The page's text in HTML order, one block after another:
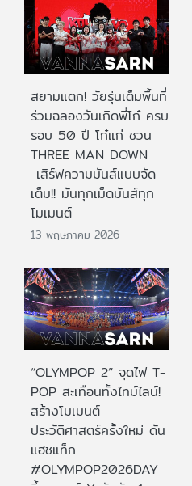
สยามแตก! วัยรุ่นเต็มพื้นที่
ร่วมฉลองวันเกิดพี่โก๋ ครบ
รอบ 50 ปี โก๋แก่ ชวน
THREE MAN DOWN
เสิร์ฟความมันส์แบบจัด
เต็ม!! มันทุกเม็ดมันส์ทุก
โมเมนต์
13 พฤษภาคม 2026
“OLYMPOP 2” จุดไฟ T-
POP สะเทือนทั้งไทม์ไลน์!
สร้างโมเมนต์
ประวัติศาสตร์ครั้งใหม่ ดัน
แฮชแท็ก
#OLYMPOP2026DAY